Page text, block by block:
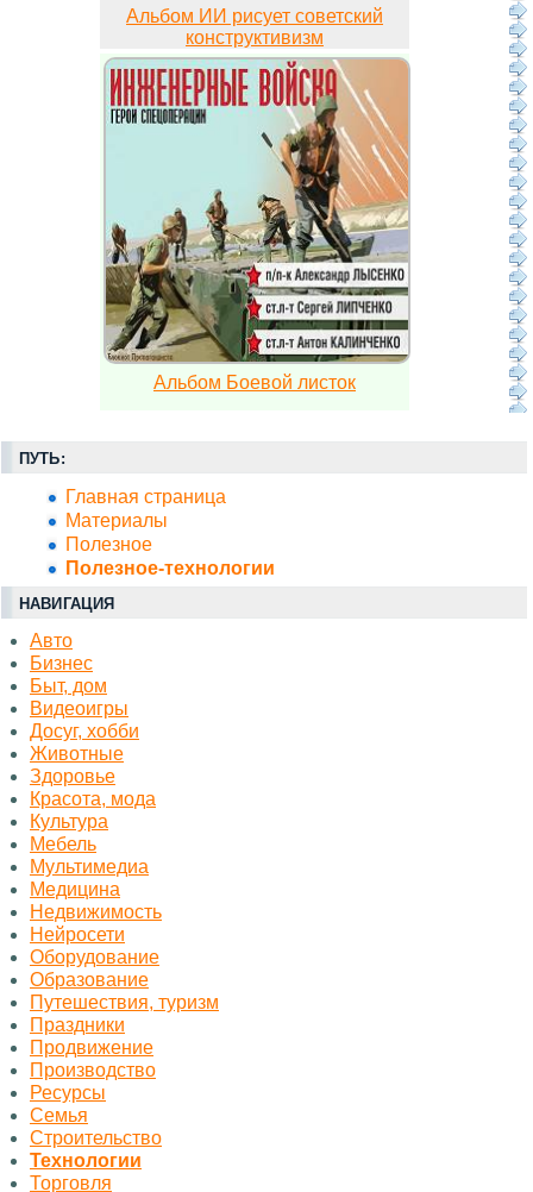
Альбом ИИ рисует советский
конструктивизм
Альбом Боевой листок
ПУТЬ:
Главная страница
Материалы
Полезное
Полезное-технологии
НАВИГАЦИЯ
Авто
Бизнес
Быт, дом
Видеоигры
Досуг, хобби
Животные
Здоровье
Красота, мода
Культура
Мебель
Мультимедиа
Медицина
Недвижимость
Нейросети
Оборудование
Образование
Путешествия, туризм
Праздники
Продвижение
Производство
Ресурсы
Семья
Строительство
Технологии
Торговля